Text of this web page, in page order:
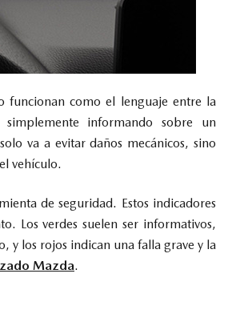
funcionan como el lenguaje entre la
informando sobre un
va a evitar daños mecánicos, sino
vehículo.
de seguridad. Estos indicadores
Los verdes suelen ser informativos,
y los rojos indican una falla grave y la
Mazda.